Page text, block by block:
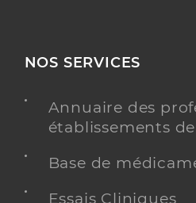
NOS SERVICES
Annuaire des
établissements
Base de
Essais Cliniques